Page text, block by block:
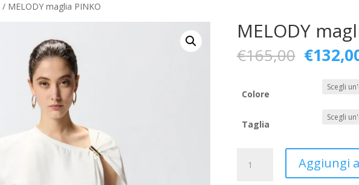
/ MELODY maglia PINKO
MELODY
€165,00 Il
prezzo
era:
€
Colore
Taglia
maglia
Aggiungi